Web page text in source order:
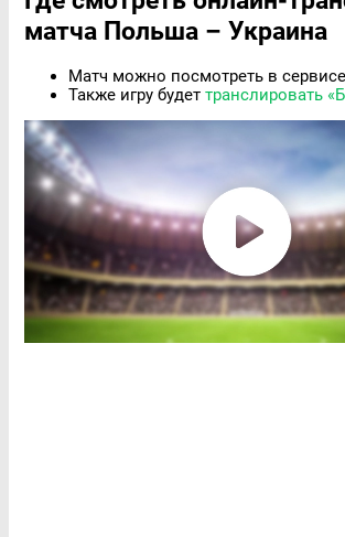
матча Польша – Украина
Матч можно посмотреть в сервисе
Также игру будет транслировать